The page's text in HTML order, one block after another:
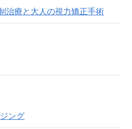
治療と大人の視力矯正手術
ング